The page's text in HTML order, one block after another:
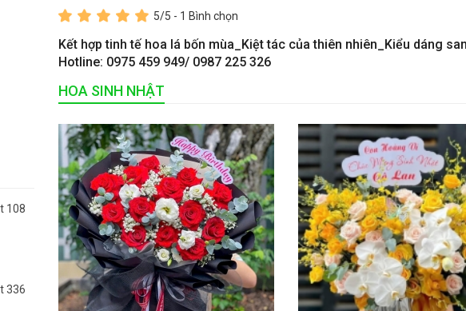
5/5 - 1 Bình chọn
Kết hợp tinh tế hoa lá bốn mùa_Kiệt tác của thiên nhiên_Kiểu dáng
Hotline: 0975 459 949/ 0987 225 326
HOA SINH NHẬT
108
336